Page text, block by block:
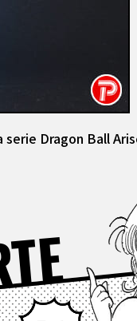
Dragon Ball
Facebook X